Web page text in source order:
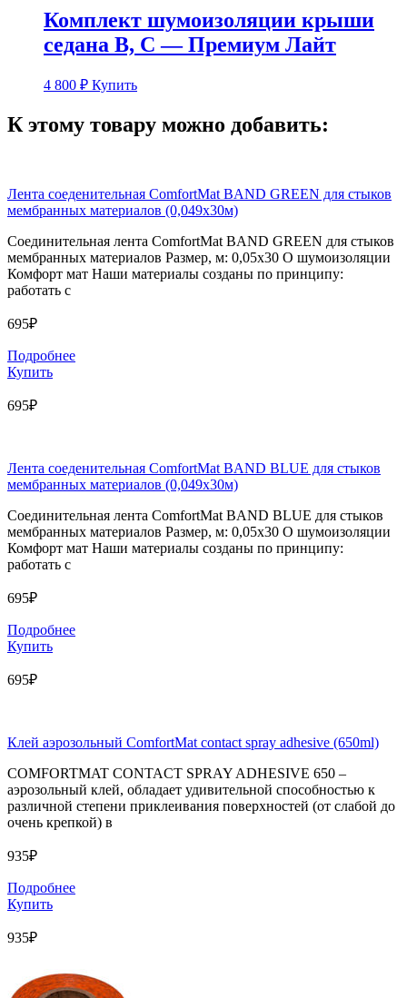
Комплект шумоизоляции крыши
седана B, C — Премиум Лайт
4 800 ₽ Купить
К этому товару можно добавить:
Лента соеденительная ComfortMat BAND GREEN для стыков
мембранных материалов (0,049х30м)
Соединительная лента ComfortMat BAND GREEN для стыков
мембранных материалов Размер, м: 0,05х30 О шумоизоляции
Комфорт мат Наши материалы созданы по принципу:
работать с
695₽
Подробнее
Купить
695₽
Лента соеденительная ComfortMat BAND BLUE для стыков
мембранных материалов (0,049х30м)
Соединительная лента ComfortMat BAND BLUE для стыков
мембранных материалов Размер, м: 0,05х30 О шумоизоляции
Комфорт мат Наши материалы созданы по принципу:
работать с
695₽
Подробнее
Купить
695₽
Клей аэрозольный ComfortMat contact spray adhesive (650ml)
COMFORTMAT CONTACT SPRAY ADHESIVE 650 –
аэрозольный клей, обладает удивительной способностью к
различной степени приклеивания поверхностей (от слабой до
очень крепкой) в
935₽
Подробнее
Купить
935₽